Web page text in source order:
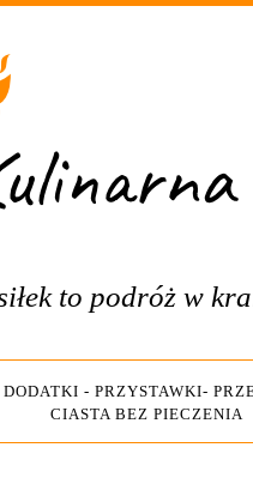
to podróż w
DODATKI - PRZYSTAWKI-
CIASTA BEZ PIECZENIA